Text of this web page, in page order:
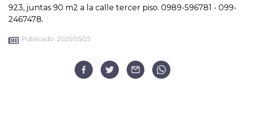
923, juntas 90 m2 a la calle tercer piso. 0989-596781 - 099-
2467478.
Publicado: 2025/05/25